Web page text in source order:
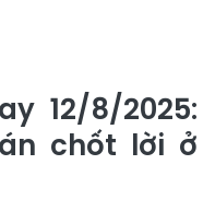
12/8/2025:
chốt lời ở